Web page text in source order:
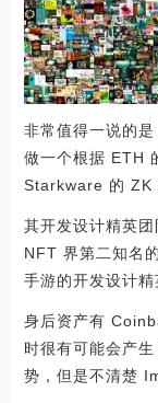
非常值得一说的
做一个根据 ETH
Starkware 的 ZK
其开发设计精英
NFT 界第二知名
手游的开发设计精
身后资产有
时很有可能会产
势，但是不清楚